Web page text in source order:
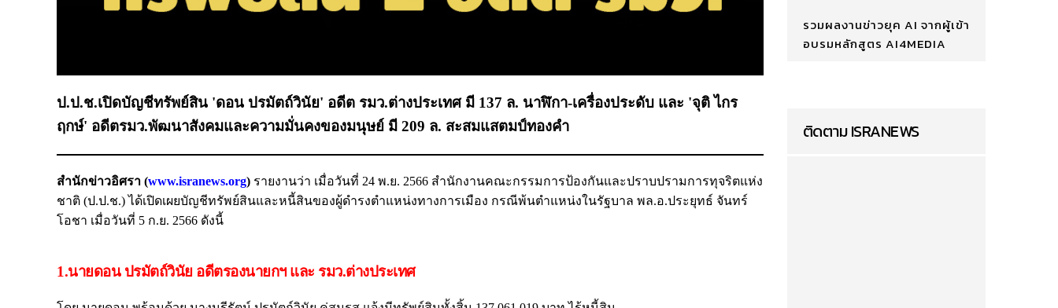
ป.ป.ช.เปิดบัญชีทรัพย์สิน 'ดอน ปรมัตถ์วินัย' อดีต รมว.ต่างประเทศ มี 137 ล. นาฬิกา-เครื่องประดับ และ 'จุติ ไกร
ฤกษ์' อดีตรมว.พัฒนาสังคมและความมั่นคงของมนุษย์ มี 209 ล. สะสมแสตมป์ทองคำ
สำนักข่าวอิศรา (www.isranews.org) รายงานว่า เมื่อวันที่ 24 พ.ย. 2566 สำนักงานคณะกรรมการป้องกันและปราบปรามการทุจริตแห่ง
ชาติ (ป.ป.ช.) ได้เปิดเผยบัญชีทรัพย์สินและหนี้สินของผู้ดำรงตำแหน่งทางการเมือง กรณีพ้นตำแหน่งในรัฐบาล พล.อ.ประยุทธ์ จันทร์
โอชา เมื่อวันที่ 5 ก.ย. 2566 ดังนี้
1.นายดอน ปรมัตถ์วินัย อดีตรองนายกฯ และ รมว.ต่างประเทศ
รวมผลงานข่าวยุค AI จากผู้เข้า
อบรมหลักสูตร AI4MEDIA
ติดตาม ISRANEWS